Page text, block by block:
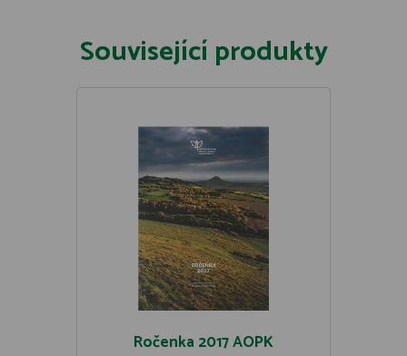
Související produkty
Ročenka 2017 AOPK